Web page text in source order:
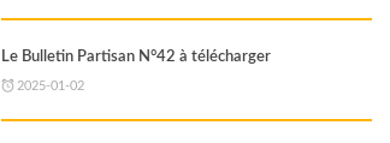
Le Bulletin Partisan N°42 à télécharger
2025-01-02